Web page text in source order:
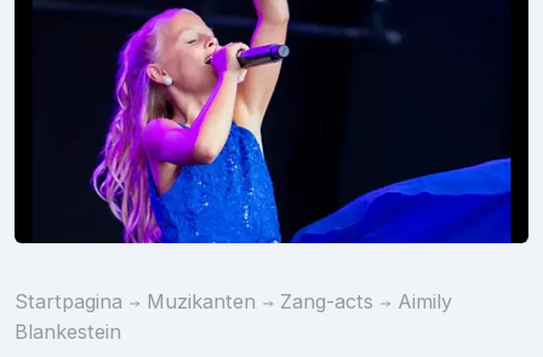
Startpagina Muzikanten Zang-acts
Aimily
Blankestein